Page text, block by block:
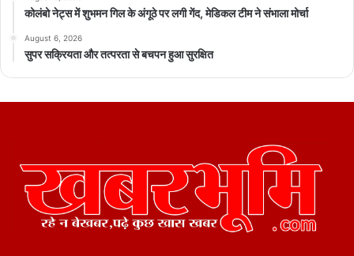
कोलंबो नेट्स में शुभमन गिल के अंगूठे पर लगी गेंद, मेडिकल टीम ने संभाला मोर्चा
August 6, 2026
सुपर सक्रियता और तत्परता से बचपन हुआ सुरक्षित